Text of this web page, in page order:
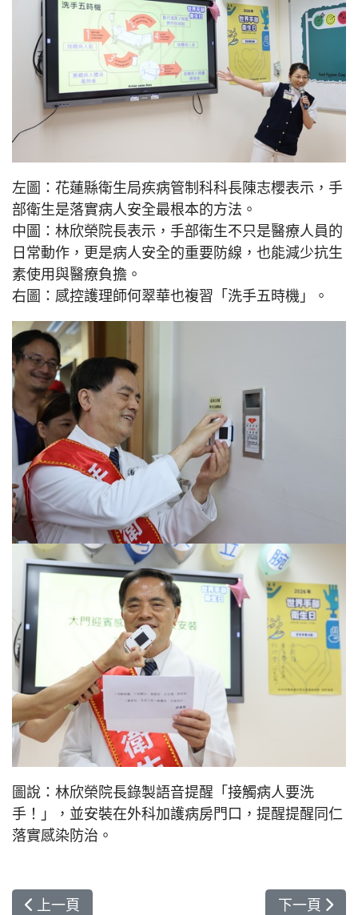
左圖：花蓮縣衛生局疾病管制科科長陳志櫻表示，手
部衛生是落實病人安全最根本的方法。
中圖：林欣榮院長表示，手部衛生不只是醫療人員的
日常動作，更是病人安全的重要防線，也能減少抗生
素使用與醫療負擔。
右圖：感控護理師何翠華也複習「洗手五時機」。
圖說：林欣榮院長錄製語音提醒「接觸病人要洗
手！」，並安裝在外科加護病房門口，提醒提醒同仁
落實感染防治。
上一篇文章: 要愛不要癌 花蓮慈院公開「預防婦癌
上一頁 下一篇文章
下一頁